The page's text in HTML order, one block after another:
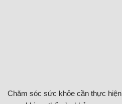
Chăm sóc sức khỏe cần thực hiện